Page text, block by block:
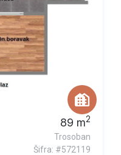
89 m2
Trosoban
Šifra: #572119